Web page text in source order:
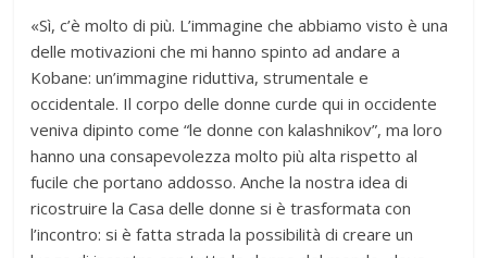
«Sì, c’è molto di più. L’immagine che abbiamo visto è una
delle motivazioni che mi hanno spinto ad andare a
Kobane: un’immagine riduttiva, strumentale e
occidentale. Il corpo delle donne curde qui in occidente
veniva dipinto come “le donne con kalashnikov”, ma loro
hanno una consapevolezza molto più alta rispetto al
fucile che portano addosso. Anche la nostra idea di
ricostruire la Casa delle donne si è trasformata con
l’incontro: si è fatta strada la possibilità di creare un